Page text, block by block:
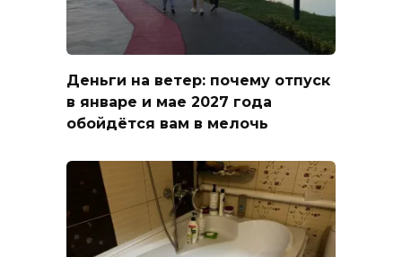
Деньги на ветер: почему отпуск
в январе и мае 2027 года
обойдётся вам в мелочь